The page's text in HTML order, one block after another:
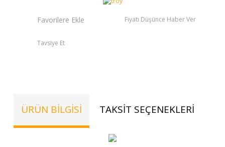
Fiyatı Düşünce Haber Ver
Tavsiye Et
ÜRÜN BILGISI TAKSIT SEÇENEKLERI